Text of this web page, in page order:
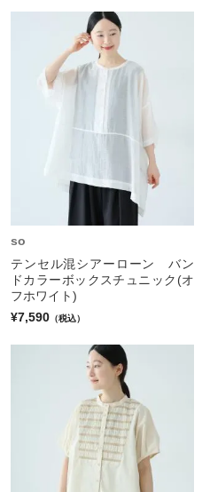
so
テンセル混シアーローン バン
ドカラーボックスチュニック(オ
フホワイト)
¥7,590 （税込）